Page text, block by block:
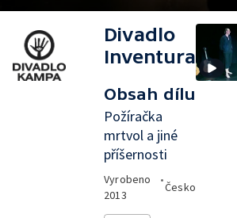
Divadlo
Inventura
Obsah dílu
Požíračka
mrtvol a jiné
příšernosti
Vyrobeno
2013
•
Česko